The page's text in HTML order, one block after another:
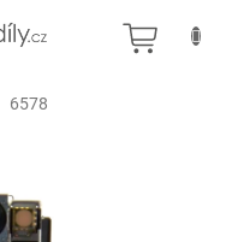
6578